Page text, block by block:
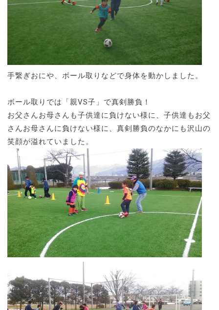
手繋ぎおにや、ボール取りなどで身体を動かしました。
ボール取りでは「親VS子」で真剣勝負！
お父さんお母さんも子供達に負けない様に、子供達もお父
さんお母さんに負けない様に、真剣勝負のなかにも沢山の
笑顔が溢れていました。